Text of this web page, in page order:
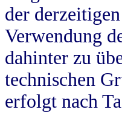
der
Verwendung
dahinter zu
technischen
erfolgt nach